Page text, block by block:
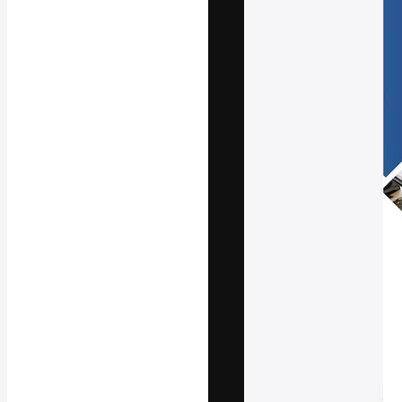
La plateforme
vos meilleurs
d’abonnés :